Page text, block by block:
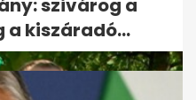
szivárog a
kiszáradó...